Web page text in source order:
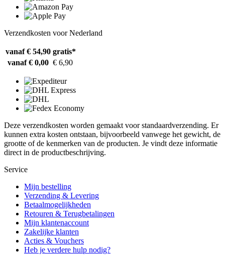
Verzendkosten voor Nederland
vanaf € 54,90 gratis*
vanaf € 0,00 € 6,90
Deze verzendkosten worden gemaakt voor standaardverzending. Er
kunnen extra kosten ontstaan, bijvoorbeeld vanwege het gewicht, de
grootte of de kenmerken van de producten. Je vindt deze informatie
direct in de productbeschrijving.
Service
Mijn bestelling
Verzending & Levering
Betaalmogelijkheden
Retouren & Terugbetalingen
Mijn klantenaccount
Zakelijke klanten
Acties & Vouchers
Heb je verdere hulp nodig?